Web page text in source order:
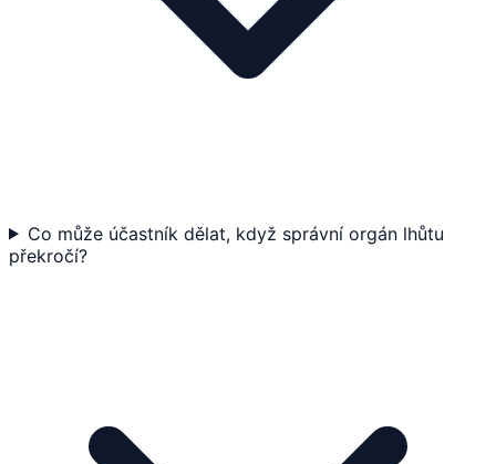
Co může účastník dělat, když správní orgán lhůtu
překročí?